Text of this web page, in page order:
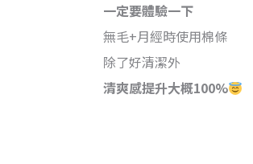
一定要體驗一下
無毛+月經時使用棉條
除了好清潔外
清爽感提升大概100%